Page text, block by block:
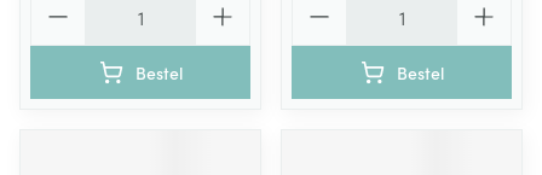
Bestel Bestel